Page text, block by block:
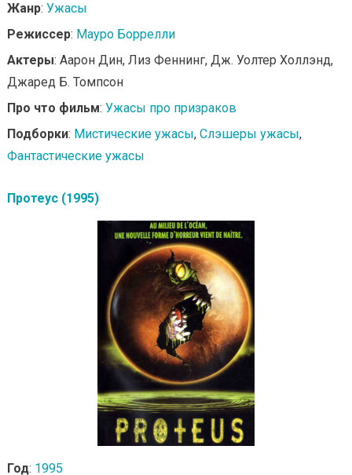
Жанр: Ужасы
Режиссер: Мауро Боррелли
Актеры: Аарон Дин, Лиз Феннинг, Дж. Уолтер Холлэнд,
Джаред Б. Томпсон
Про что фильм: Ужасы про призраков
Подборки: Мистические ужасы, Слэшеры ужасы,
Фантастические ужасы
Протеус (1995)
Год: 1995